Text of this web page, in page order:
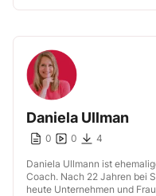
Daniela Ullman
0 0 4
Daniela Ullmann ist
Coach. Nach 22 Jahren bei
heute Unternehmen und